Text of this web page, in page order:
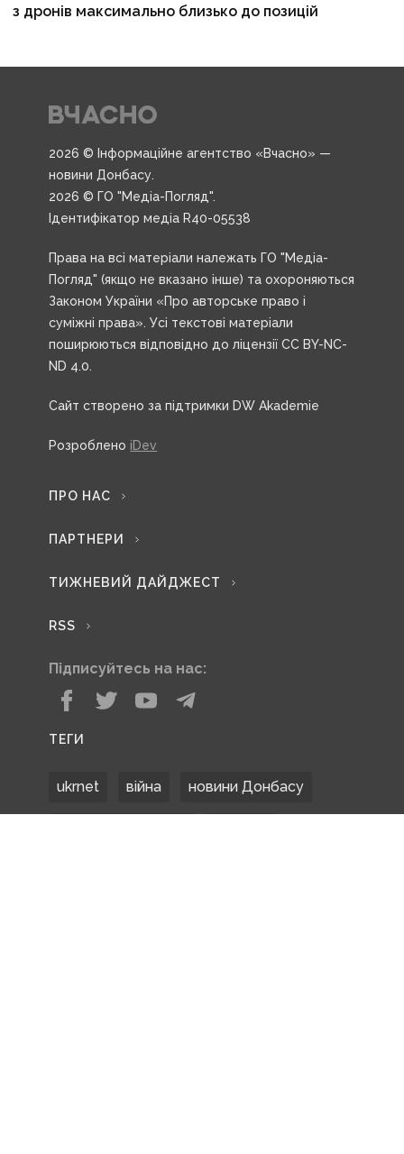
з дронів максимально близько до позицій
2026 © Інформаційне агентство «Вчасно» —
новини Донбасу.
2026 © ГО "Медіа-Погляд".
Ідентифікатор медіа R40-05538
Права на всі матеріали належать ГО "Медіа-
Погляд" (якщо не вказано інше) та охороняються
Законом України «Про авторське право і
суміжні права». Усі текстові матеріали
поширюються відповідно до ліцензії CC BY-NC-
ND 4.0.
Сайт створено за підтримки DW Akademie
Розроблено iDev
ПРО НАС
ПАРТНЕРИ
ТИЖНЕВИЙ ДАЙДЖЕСТ
RSS
Підписуйтесь на нас:
ТЕГИ
ukrnet війна новини Донбасу